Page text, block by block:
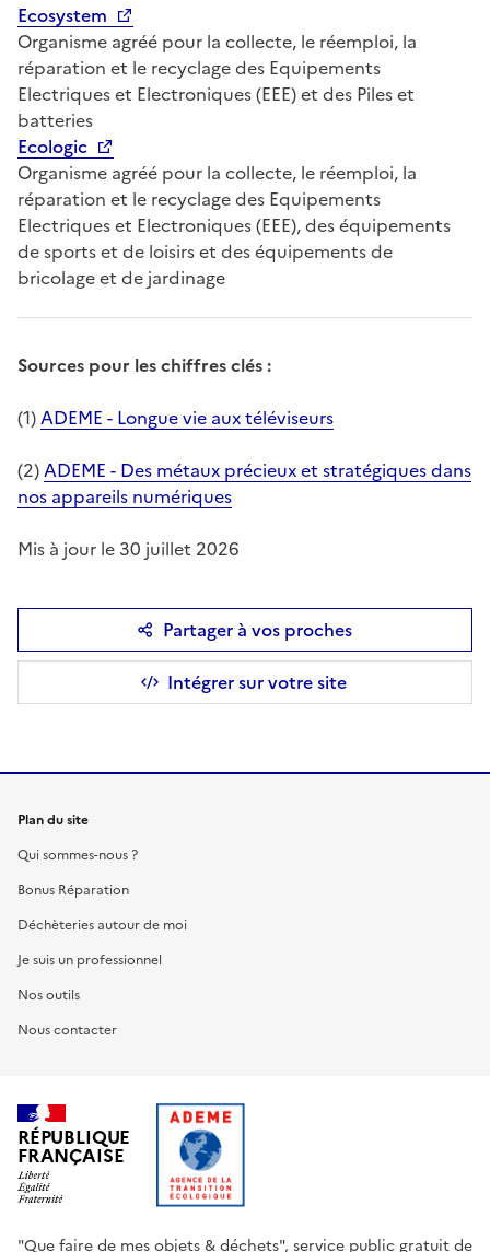
Ecosystem
Organisme agréé pour la collecte, le réemploi, la
réparation et le recyclage des Equipements
Electriques et Electroniques (EEE) et des Piles et
batteries
Ecologic
Organisme agréé pour la collecte, le réemploi, la
réparation et le recyclage des Equipements
Electriques et Electroniques (EEE), des équipements
de sports et de loisirs et des équipements de
bricolage et de jardinage
Sources pour les chiffres clés :
(1)ADEME - Longue vie aux téléviseurs
(2)ADEME - Des métaux précieux et stratégiques dans
nos appareils numériques
Mis à jour le 30 juillet 2026
Partager à vos proches
Intégrer sur votre site
Plan du site
Qui sommes-nous ?
Bonus Réparation
Déchèteries autour de moi
Je suis un professionnel
Nos outils
Nous contacter
RÉPUBLIQUE
FRANÇAISE
"Que faire de mes objets & déchets", service public gratuit de